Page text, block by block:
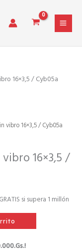
16×3,5 / Cyb05a
vibro 16×3,5 / Cyb05a
16×3,5 /
si supera 1 millón